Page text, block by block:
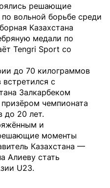
решающие
вольной борьбе среди
Казахстана
медали по
Tengri Sport со
до 70 килограммов
с
Залкарбеком
чемпионата
до 20 лет.
и
моменты
Казахстана —
Алиеву стать
U23.